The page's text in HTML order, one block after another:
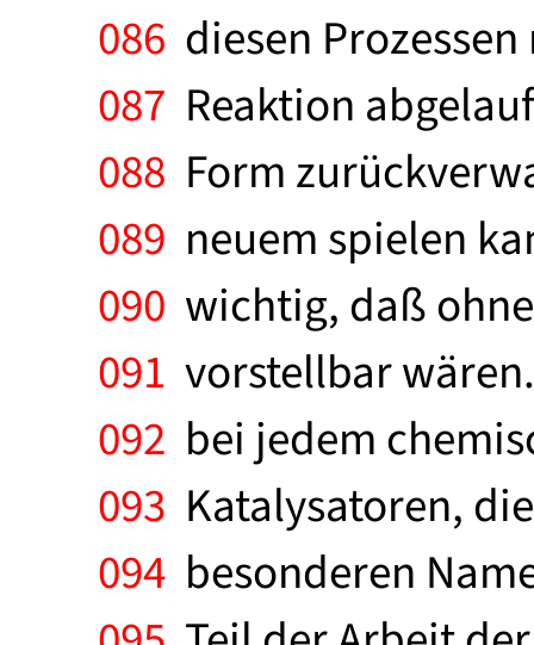
086 diesen
087 Reaktion
088 Form
089 neuem spielen
090 wichtig, daß
091 vorstellbar
092 bei jedem
093 Katalysatoren,
094 besonderen